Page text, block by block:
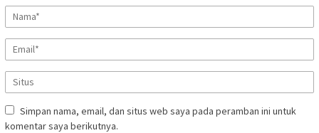
Simpan nama, email, dan situs web saya pada peramban ini untuk
komentar saya berikutnya.